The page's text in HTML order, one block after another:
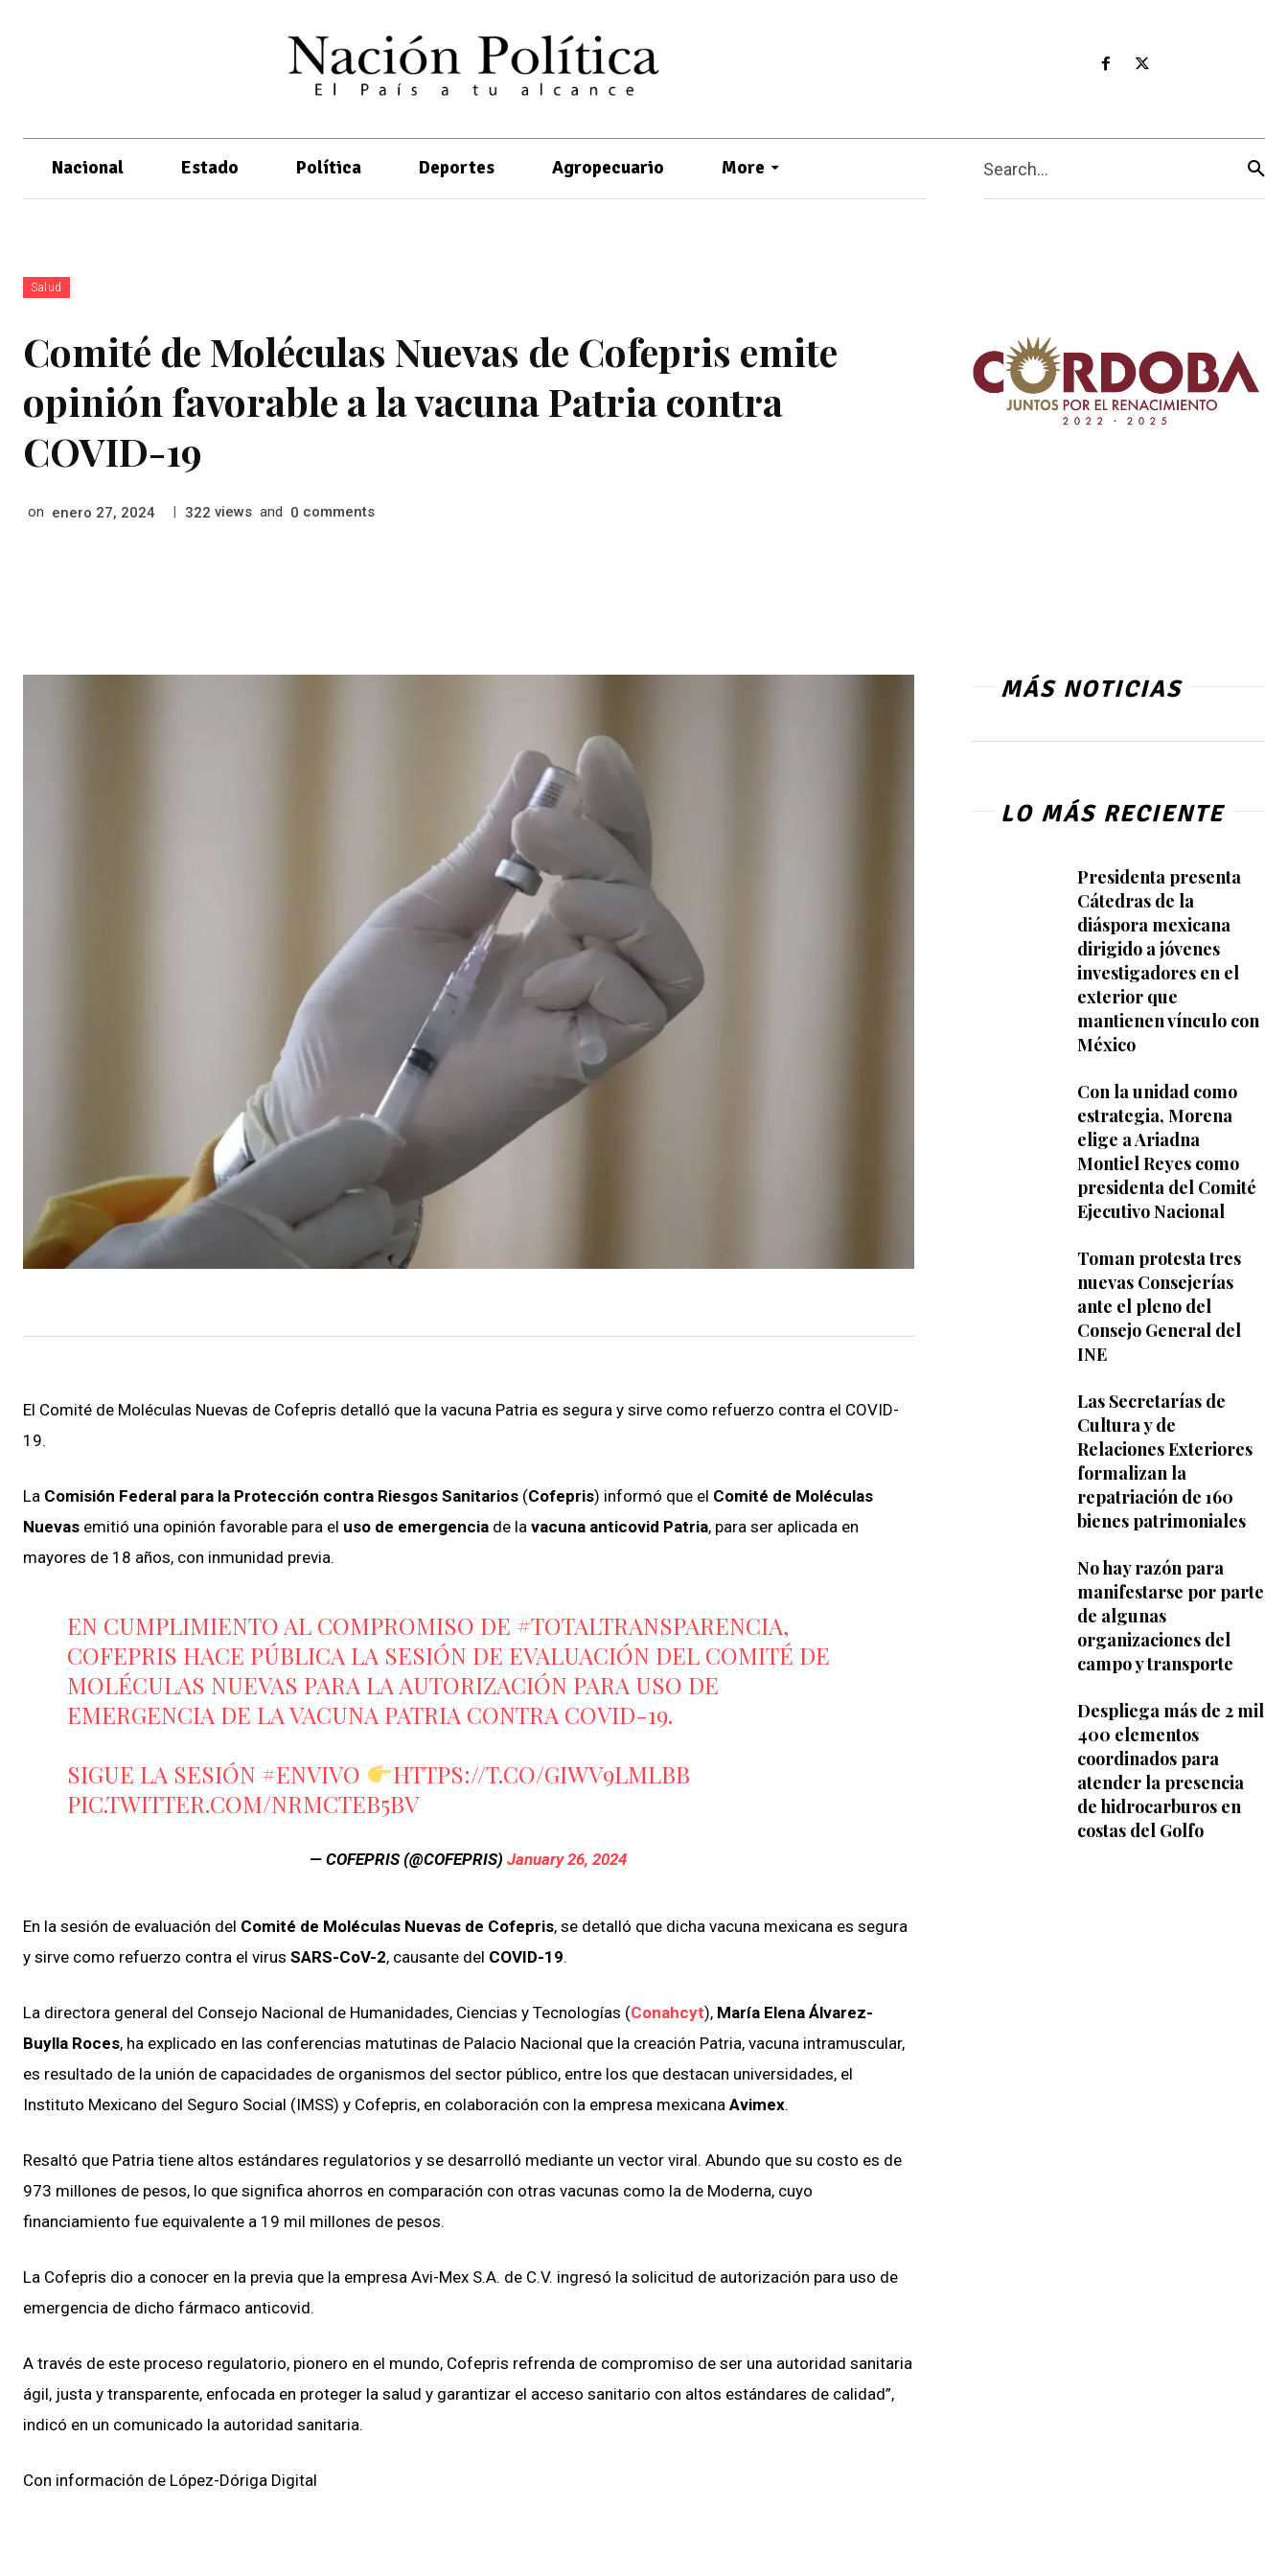
Nacional Estado Política Deportes Agropecuario More Search...
Salud
Comité de Moléculas Nuevas de Cofepris emite
opinión favorable a la vacuna Patria contra
COVID-19
on enero 27, 2024 322 views and 0 comments
El Comité de Moléculas Nuevas de Cofepris detalló que la vacuna Patria es segura y sirve como refuerzo contra el COVID-
19.
La Comisión Federal para la Protección contra Riesgos Sanitarios (Cofepris) informó que el Comité de Moléculas
Nuevas emitió una opinión favorable para el uso de emergencia de la vacuna anticovid Patria, para ser aplicada en
mayores de 18 años, con inmunidad previa.
EN CUMPLIMIENTO AL COMPROMISO DE #TOTALTRANSPARENCIA,
COFEPRIS HACE PÚBLICA LA SESIÓN DE EVALUACIÓN DEL COMITÉ DE
MOLÉCULAS NUEVAS PARA LA AUTORIZACIÓN PARA USO DE
EMERGENCIA DE LA VACUNA PATRIA CONTRA COVID-19.
SIGUE LA SESIÓN #ENVIVO
HTTPS://T.CO/GIWV9LMLBB
PIC.TWITTER.COM/NRMCTEB5BV
— COFEPRIS (@COFEPRIS)January 26, 2024
En la sesión de evaluación del Comité de Moléculas Nuevas de Cofepris, se detalló que dicha vacuna mexicana es segura
y sirve como refuerzo contra el virus SARS-CoV-2, causante del COVID-19.
La directora general del Consejo Nacional de Humanidades, Ciencias y Tecnologías (Conahcyt), María Elena Álvarez-
Buylla Roces, ha explicado en las conferencias matutinas de Palacio Nacional que la creación Patria, vacuna intramuscular,
es resultado de la unión de capacidades de organismos del sector público, entre los que destacan universidades, el
Instituto Mexicano del Seguro Social (IMSS) y Cofepris, en colaboración con la empresa mexicana Avimex.
Resaltó que Patria tiene altos estándares regulatorios y se desarrolló mediante un vector viral. Abundo que su costo es de
973 millones de pesos, lo que significa ahorros en comparación con otras vacunas como la de Moderna, cuyo
financiamiento fue equivalente a 19 mil millones de pesos.
La Cofepris dio a conocer en la previa que la empresa Avi-Mex S.A. de C.V. ingresó la solicitud de autorización para uso de
emergencia de dicho fármaco anticovid.
A través de este proceso regulatorio, pionero en el mundo, Cofepris refrenda de compromiso de ser una autoridad sanitaria
ágil, justa y transparente, enfocada en proteger la salud y garantizar el acceso sanitario con altos estándares de calidad”,
indicó en un comunicado la autoridad sanitaria.
Con información de López-Dóriga Digital
MÁS NOTICIAS
LO MÁS RECIENTE
Presidenta presenta
Cátedras de la
diáspora mexicana
dirigido a jóvenes
investigadores en el
exterior que
mantienen vínculo con
México
Con la unidad como
estrategia, Morena
elige a Ariadna
Montiel Reyes como
presidenta del Comité
Ejecutivo Nacional
Toman protesta tres
nuevas Consejerías
ante el pleno del
Consejo General del
INE
Las Secretarías de
Cultura y de
Relaciones Exteriores
formalizan la
repatriación de 160
bienes patrimoniales
No hay razón para
manifestarse por parte
de algunas
organizaciones del
campo y transporte
Despliega más de 2 mil
400 elementos
coordinados para
atender la presencia
de hidrocarburos en
costas del Golfo